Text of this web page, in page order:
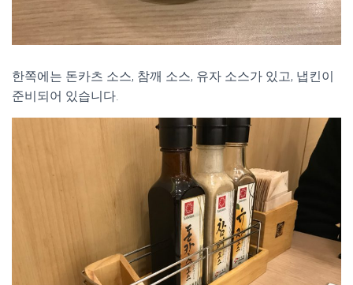
한쪽에는 돈카츠 소스, 참깨 소스, 유자 소스가 있고, 냅킨이
준비되어 있습니다.